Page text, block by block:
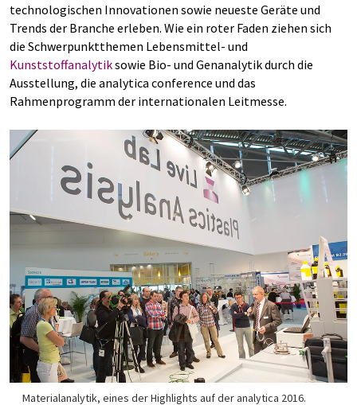
technologischen Innovationen sowie neueste Geräte und
Trends der Branche erleben. Wie ein roter Faden ziehen sich
die Schwerpunktthemen Lebensmittel- und
Kunststoffanalytiksowie Bio- und Genanalytik durch die
Ausstellung, die analytica conference und das
Rahmenprogramm der internationalen Leitmesse.
Materialanalytik, eines der Highlights auf der analytica 2016.